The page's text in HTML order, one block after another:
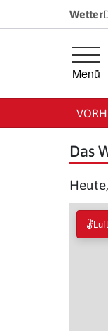
Springe direkt zur
Springe direkt zumWetter
Menü
Das